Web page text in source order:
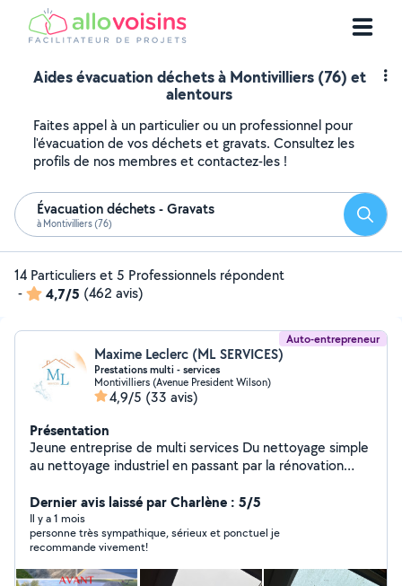
Aides évacuation déchets à Montivilliers (76) et
alentours
Faites appel à un particulier ou un professionnel pour
l'évacuation de vos déchets et gravats. Consultez les
profils de nos membres et contactez-les !
Évacuation déchets - Gravats
à Montivilliers (76)
14 Particuliers et 5 Professionnels répondent
-
4,7/5 (462 avis)
Auto-entrepreneur
Maxime Leclerc (ML SERVICES)
Prestations multi - services
Montivilliers (Avenue President Wilson)
4,9/5 (33 avis)
Présentation
Jeune entreprise de multi services Du nettoyage simple
au nettoyage industriel en passant par la rénovation
enlèvement de gravats etc ..
Dernier avis laissé par Charlène : 5/5
Il y a 1 mois
personne très sympathique, sérieux et ponctuel je
recommande vivement!